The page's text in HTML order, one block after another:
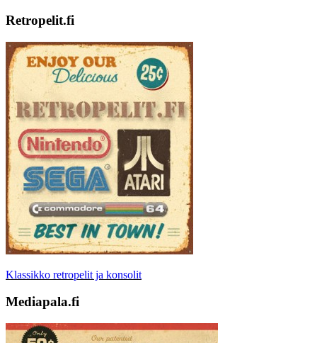
Retropelit.fi
Klassikko retropelit ja konsolit
Mediapala.fi